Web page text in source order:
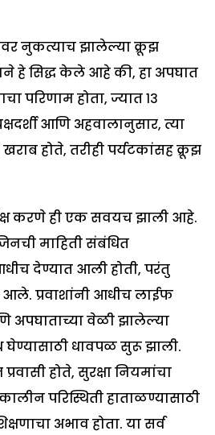
नुकत्याच झालेल्या क्रूझ
हे सिद्ध केले आहे की, हा अपघात
परिणाम होता, ज्यात १३
आणि अहवालानुसार, त्या
होते, तरीही पर्यटकांसह क्रूझ
करणे ही एक सवयच झाली आहे.
माहिती संबंधित
देण्यात आली होती, परंतु
आले. प्रवाशांनी आधीच लाईफ
वेळी झालेल्या
घेण्यासाठी धावपळ सुरू झाली.
होते, सुरक्षा नियमांचा
परिस्थिती हाताळण्यासाठी
अभाव होता. या सर्व